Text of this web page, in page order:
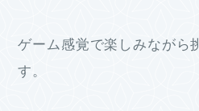
ゲーム感覚で楽しみながら
す。